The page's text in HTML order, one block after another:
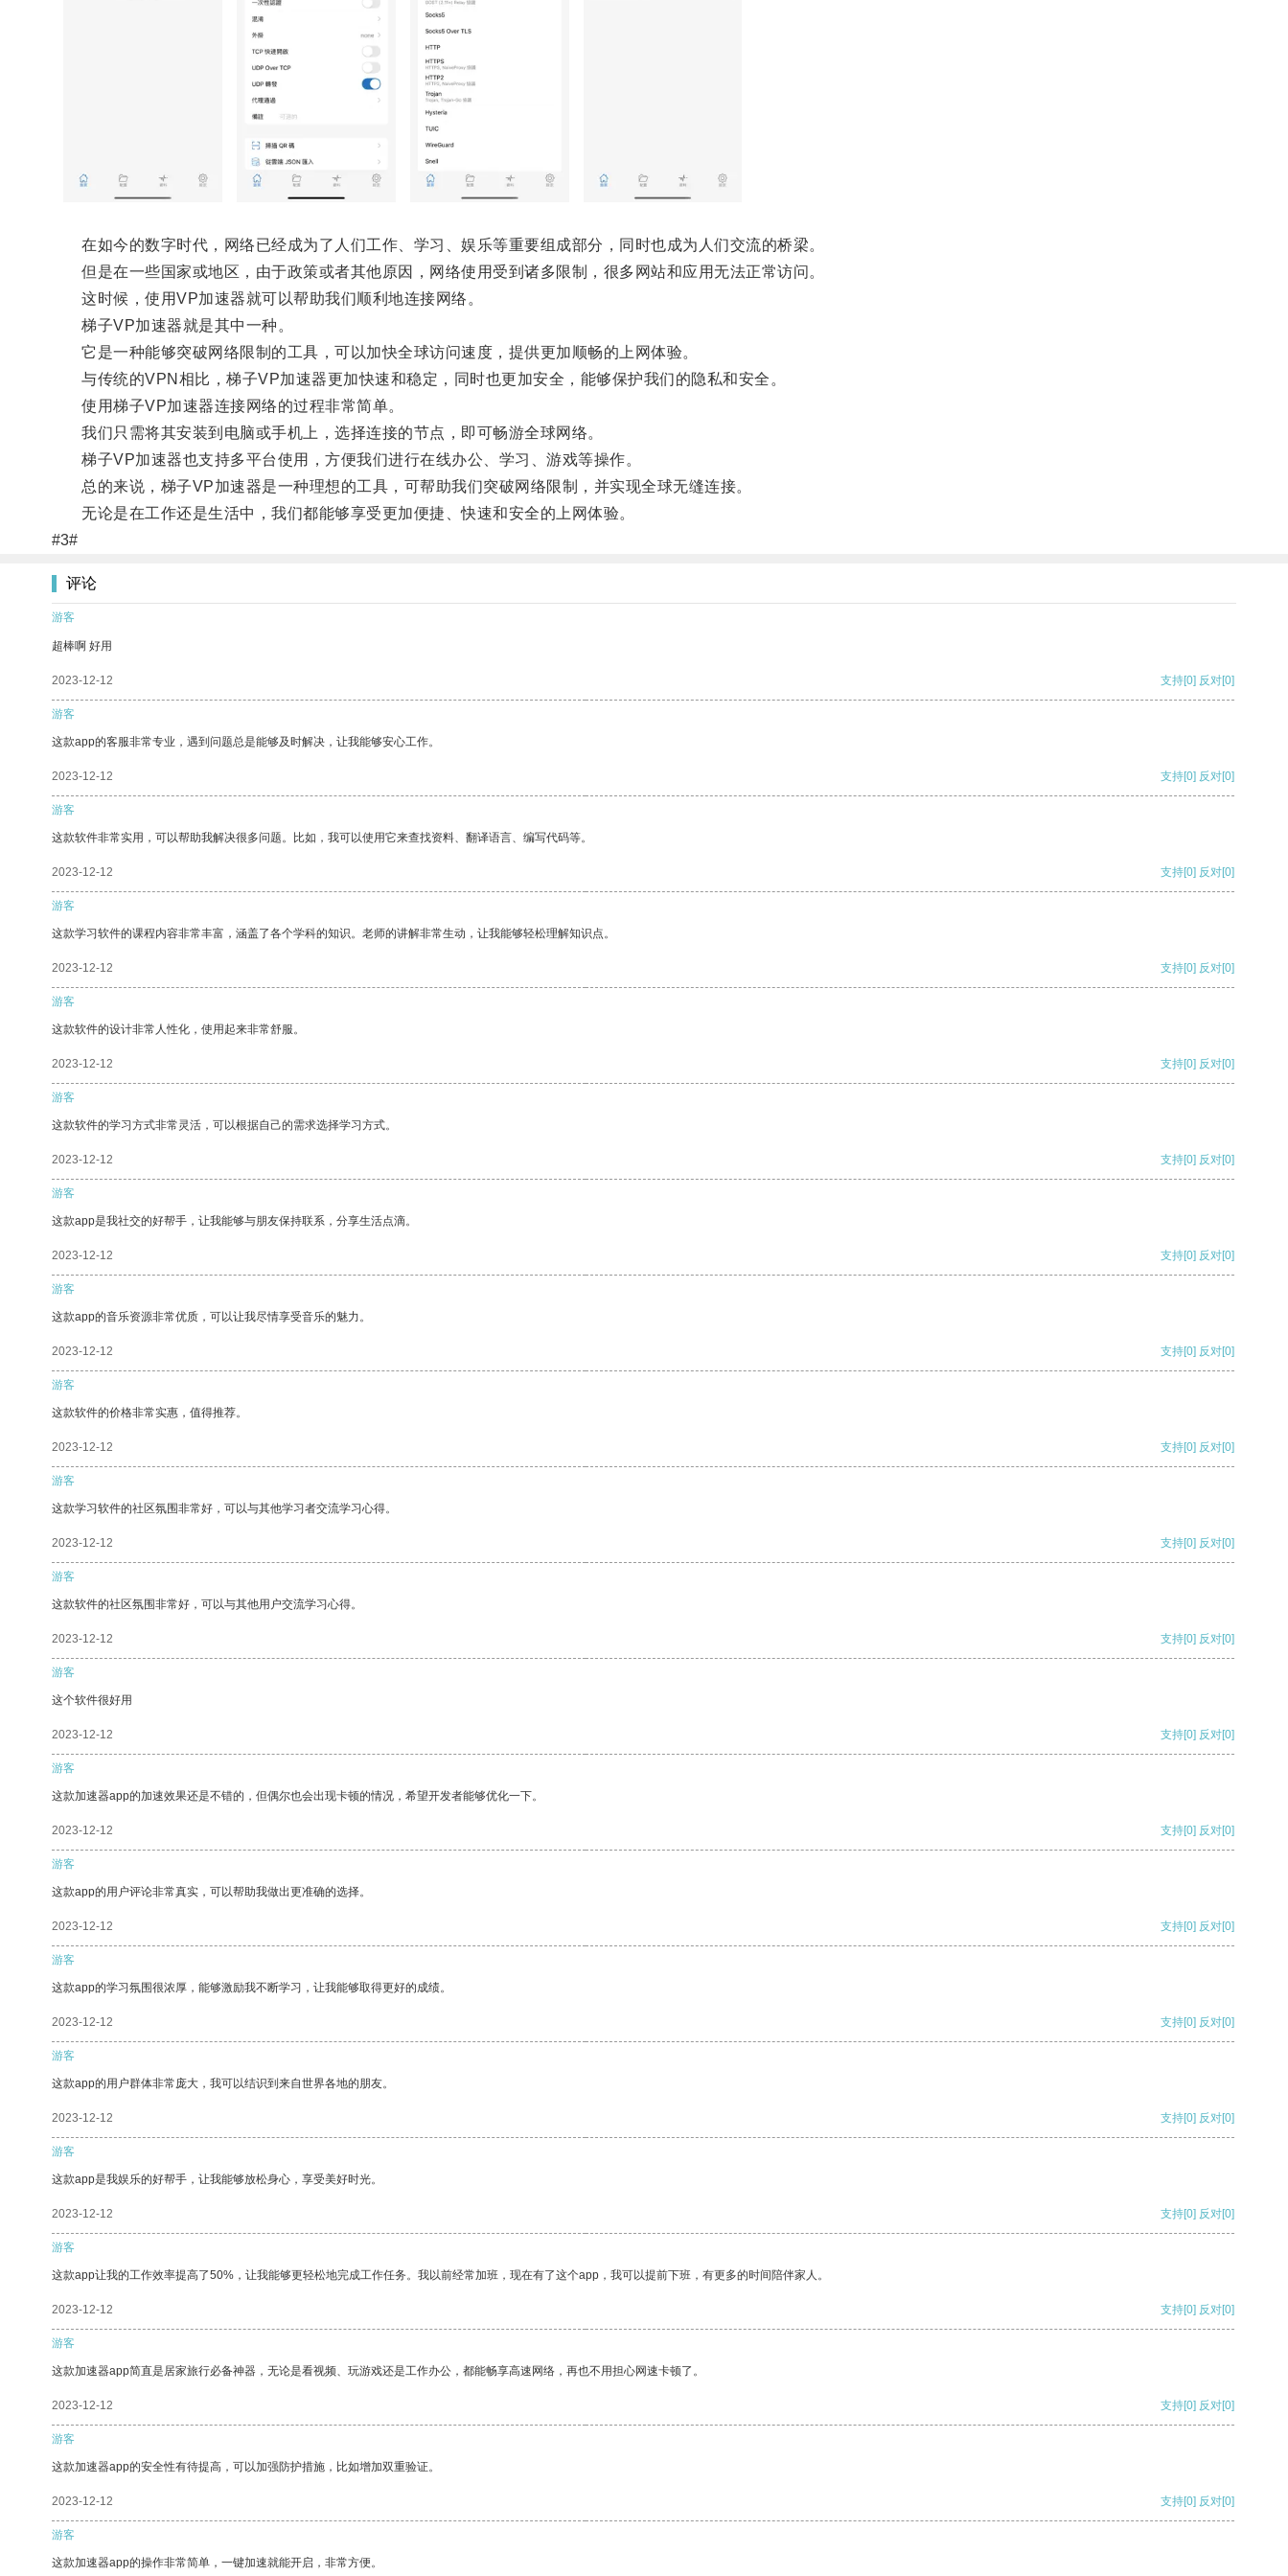
在如今的数字时代，网络已经成为了人们工作、学习、娱乐等重要组成部分，同时也成为人们交流的桥梁。
但是在一些国家或地区，由于政策或者其他原因，网络使用受到诸多限制，很多网站和应用无法正常访问。
这时候，使用VP加速器就可以帮助我们顺利地连接网络。
梯子VP加速器就是其中一种。
它是一种能够突破网络限制的工具，可以加快全球访问速度，提供更加顺畅的上网体验。
与传统的VPN相比，梯子VP加速器更加快速和稳定，同时也更加安全，能够保护我们的隐私和安全。
使用梯子VP加速器连接网络的过程非常简单。
我们只需将其安装到电脑或手机上，选择连接的节点，即可畅游全球网络。
梯子VP加速器也支持多平台使用，方便我们进行在线办公、学习、游戏等操作。
总的来说，梯子VP加速器是一种理想的工具，可帮助我们突破网络限制，并实现全球无缝连接。
无论是在工作还是生活中，我们都能够享受更加便捷、快速和安全的上网体验。
#3#
评论
游客
超棒啊 好用
2023-12-12 支持[0] 反对[0]
游客
这款app的客服非常专业，遇到问题总是能够及时解决，让我能够安心工作。
2023-12-12 支持[0] 反对[0]
游客
这款软件非常实用，可以帮助我解决很多问题。比如，我可以使用它来查找资料、翻译语言、编写代码等。
2023-12-12 支持[0] 反对[0]
游客
这款学习软件的课程内容非常丰富，涵盖了各个学科的知识。老师的讲解非常生动，让我能够轻松理解知识点。
2023-12-12 支持[0] 反对[0]
游客
这款软件的设计非常人性化，使用起来非常舒服。
2023-12-12 支持[0] 反对[0]
游客
这款软件的学习方式非常灵活，可以根据自己的需求选择学习方式。
2023-12-12 支持[0] 反对[0]
游客
这款app是我社交的好帮手，让我能够与朋友保持联系，分享生活点滴。
2023-12-12 支持[0] 反对[0]
游客
这款app的音乐资源非常优质，可以让我尽情享受音乐的魅力。
2023-12-12 支持[0] 反对[0]
游客
这款软件的价格非常实惠，值得推荐。
2023-12-12 支持[0] 反对[0]
游客
这款学习软件的社区氛围非常好，可以与其他学习者交流学习心得。
2023-12-12 支持[0] 反对[0]
游客
这款软件的社区氛围非常好，可以与其他用户交流学习心得。
2023-12-12 支持[0] 反对[0]
游客
这个软件很好用
2023-12-12 支持[0] 反对[0]
游客
这款加速器app的加速效果还是不错的，但偶尔也会出现卡顿的情况，希望开发者能够优化一下。
2023-12-12 支持[0] 反对[0]
游客
这款app的用户评论非常真实，可以帮助我做出更准确的选择。
2023-12-12 支持[0] 反对[0]
游客
这款app的学习氛围很浓厚，能够激励我不断学习，让我能够取得更好的成绩。
2023-12-12 支持[0] 反对[0]
游客
这款app的用户群体非常庞大，我可以结识到来自世界各地的朋友。
2023-12-12 支持[0] 反对[0]
游客
这款app是我娱乐的好帮手，让我能够放松身心，享受美好时光。
2023-12-12 支持[0] 反对[0]
游客
这款app让我的工作效率提高了50%，让我能够更轻松地完成工作任务。我以前经常加班，现在有了这个app，我可以提前下班，有更多的时间陪伴家人。
2023-12-12 支持[0] 反对[0]
游客
这款加速器app简直是居家旅行必备神器，无论是看视频、玩游戏还是工作办公，都能畅享高速网络，再也不用担心网速卡顿了。
2023-12-12 支持[0] 反对[0]
游客
这款加速器app的安全性有待提高，可以加强防护措施，比如增加双重验证。
2023-12-12 支持[0] 反对[0]
游客
这款加速器app的操作非常简单，一键加速就能开启，非常方便。